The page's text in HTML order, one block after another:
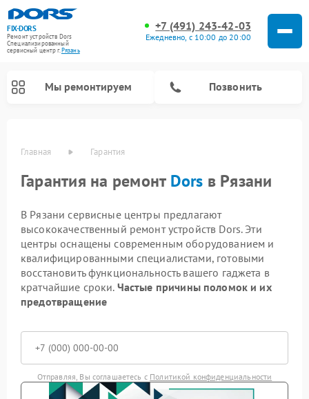
FIX-DORS
Ремонт устройств Dors
Специализированный
cервисный центр г.Рязань
+7 (491) 243-42-03
Ежедневно, с 10:00 до 20:00
Мы ремонтируем Позвонить
Главная Гарантия
Гарантия на ремонт Dors в Рязани
В Рязани сервисные центры предлагают
высококачественный ремонт устройств Dors. Эти
центры оснащены современным оборудованием и
квалифицированными специалистами, готовыми
восстановить функциональность вашего гаджета в
кратчайшие сроки. Частые причины поломок и их
предотвращение
Отправляя, Вы соглашаетесь с Политикой конфиденциальности